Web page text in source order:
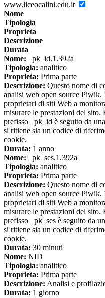
www.liceocalini.edu.it
Nome
Tipologia
Proprieta
Descrizione
Durata
Nome: _pk_id.1.392a
Tipologia: analitico
Proprieta: Prima parte
Descrizione: Questo nome di
analisi web open source Piwik.
proprietari di siti Web a
misurare le prestazioni del
prefisso _pk_id è seguito da
si ritiene sia un codice di
cookie.
Durata: 1 anno
Nome: _pk_ses.1.392a
Tipologia: analitico
Proprieta: Prima parte
Descrizione: Questo nome di
analisi web open source Piwik.
proprietari di siti Web a
misurare le prestazioni del
prefisso _pk_ses è seguito da
si ritiene sia un codice di
cookie.
Durata: 30 minuti
Nome: NID
Tipologia: analitico
Proprieta: Prima parte
Descrizione: Analisi e
Durata: 1 giorno